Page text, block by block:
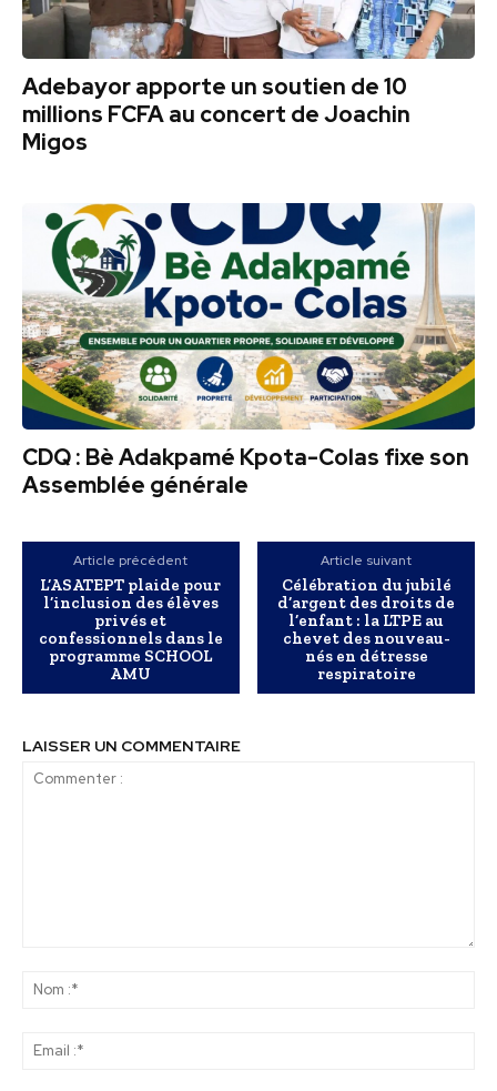
Adebayor apporte un soutien de 10
millions FCFA au concert de Joachin
Migos
CDQ : Bè Adakpamé Kpota-Colas fixe son
Assemblée générale
Article précédent
L’ASATEPT plaide pour
l’inclusion des élèves
privés et
confessionnels dans le
programme SCHOOL
AMU
Article suivant
Célébration du jubilé
d’argent des droits de
l’enfant : la LTPE au
chevet des nouveau-
nés en détresse
respiratoire
LAISSER UN COMMENTAIRE